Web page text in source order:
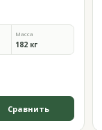
Масса
182 кг
Сравнить